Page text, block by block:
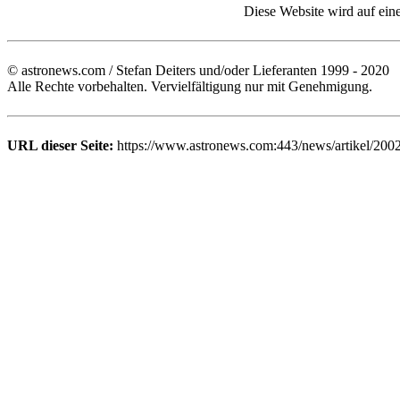
Diese Website wird auf
© astronews.com / Stefan Deiters und/oder Lieferanten 1999 - 2020
Alle Rechte vorbehalten. Vervielfältigung nur mit Genehmigung.
URL dieser Seite: https://www.astronews.com:443/news/artikel/